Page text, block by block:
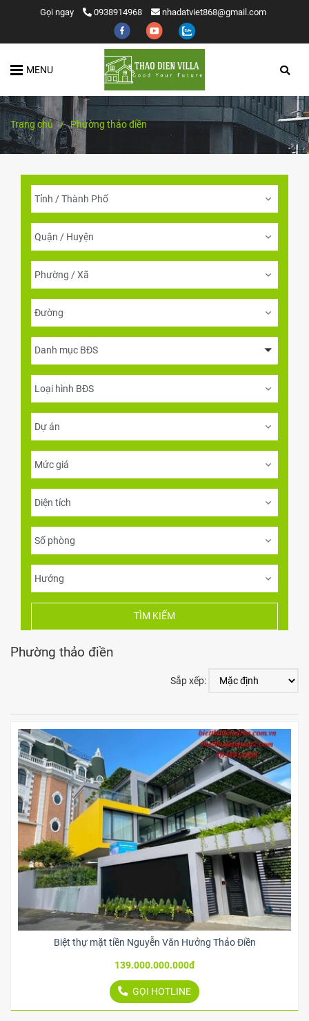
Gọi ngay 0938914968 nhadatviet868@gmail.com
MENU
Trang chủ / Phường thảo điền
Danh mục BĐS
TÌM KIẾM
Phường thảo điền
Sắp xếp:
Biệt thự mặt tiền Nguyễn Văn Hưởng Thảo Điền
139.000.000.000đ
GỌI HOTLINE